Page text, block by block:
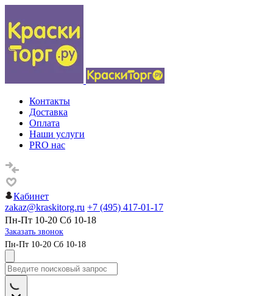
Контакты
Доставка
Оплата
Наши услуги
PRO нас
Кабинет
zakaz@kraskitorg.ru +7 (495) 417-01-17
Пн-Пт 10-20 Сб 10-18
Заказать звонок
Пн-Пт 10-20 Сб 10-18